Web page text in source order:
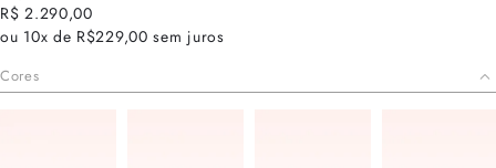
R$ 2.290,00
ou 10x de R$229,00 sem juros
Cores